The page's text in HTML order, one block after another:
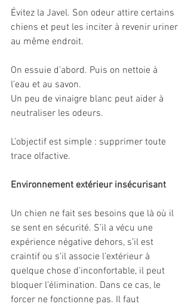
Évitez la Javel. Son odeur attire certains
chiens et peut les inciter à revenir uriner
au même endroit.
On essuie d’abord. Puis on nettoie à
l’eau et au savon.
Un peu de vinaigre blanc peut aider à
neutraliser les odeurs.
L’objectif est simple : supprimer toute
trace olfactive.
Environnement extérieur insécurisant
Un chien ne fait ses besoins que là où il
se sent en sécurité. S’il a vécu une
expérience négative dehors, s’il est
craintif ou s’il associe l’extérieur à
quelque chose d’inconfortable, il peut
bloquer l’élimination. Dans ce cas, le
forcer ne fonctionne pas. Il faut